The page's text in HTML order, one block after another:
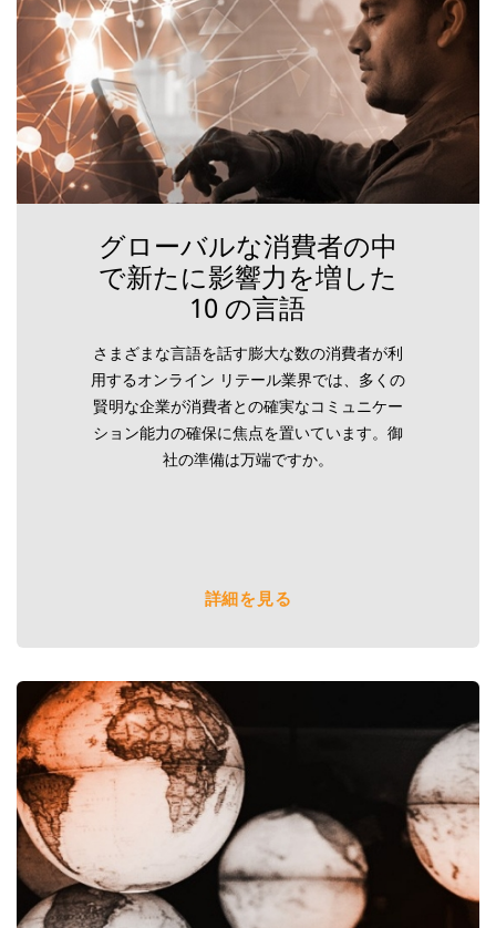
グローバルな消費者の中
で新たに影響力を増した
10 の言語
さまざまな言語を話す膨大な数の消費者が利
用するオンライン リテール業界では、多くの
賢明な企業が消費者との確実なコミュニケー
ション能力の確保に焦点を置いています。御
社の準備は万端ですか。
詳細を見る